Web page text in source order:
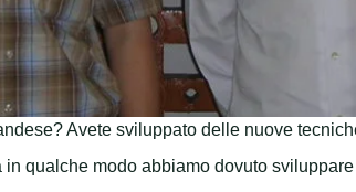
Avete sviluppato delle nuove
in qualche modo abbiamo dovuto